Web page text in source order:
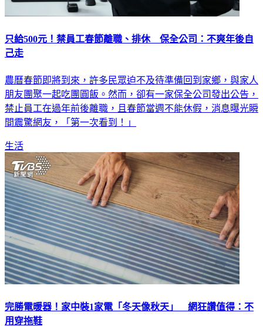
只給500元！禁員工春節離職、排休 保全公司：不爽年後自
己走
農曆春節即將到來，許多民眾迫不及待準備回到家鄉，與家人
朋友團聚一起吃團圓飯。然而，卻有一家保全公司發出公告，
禁止員工在過年前後離職，且春節當週不能休假，消息曝光瞬
間震驚網友，「第一次看到！」
生活
完勝電暖器！家中裝1家電「冬天像秋天」 網狂讚值得：不
用穿拖鞋